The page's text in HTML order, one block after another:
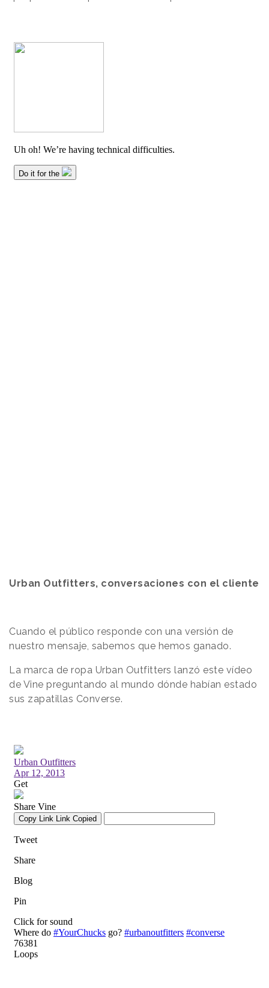
Urban Outfitters, conversaciones con el cliente
Cuando el público responde con una versión de
nuestro mensaje, sabemos que hemos ganado.
La marca de ropa Urban Outfitters lanzó este vídeo
de Vine preguntando al mundo dónde habían estado
sus zapatillas Converse.